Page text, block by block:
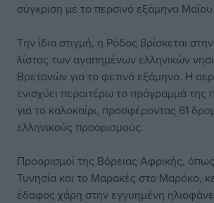
σύγκριση με το περσινό εξάμηνο Μαΐου.
Την ίδια στιγμή, η Ρόδος βρίσκεται
λίστας των αγαπημένων ελληνικών
Βρετανών για το φετινό εξάμηνο. Η
ενισχύει περαιτέρω το πρόγραμμά της
για το καλοκαίρι, προσφέροντας 61
ελληνικούς προορισμούς.
Προορισμοί της Βόρειας Αφρικής,
Τυνησία και το Μαρακές στο Μαρόκο,
έδαφος χάρη στην εγγυημένη